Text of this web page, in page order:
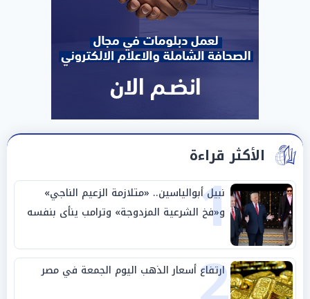
الأكثر قراءة
1
نبيل أبوالياسين.. «متلازمة الزعيم الناجي»
و«فخ الشرعية المزدوجة» وترامب ينأى بنفسه
وحليفه في «ميتم استراتيجي»
ارتفاع أسعار الذهب اليوم الجمعة في مصر